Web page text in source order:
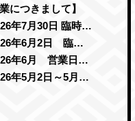
業につきまして】
【2026年7月30日 臨時休業のお知らせ】
【2026年6月2日 臨時休館のお知らせ】
【2026年6月 営業日のお知らせ】
【2026年5月2日～5月6日 レンタサイクル新規受付停止のお知らせ】